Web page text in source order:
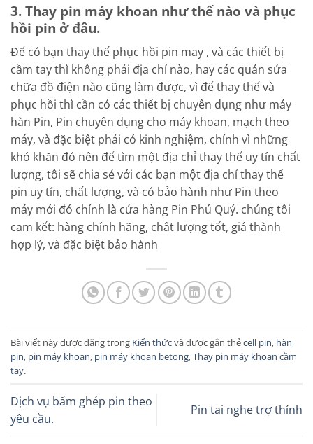
3. Thay pin máy khoan như thế nào và phục
hồi pin ở đâu.
Để có bạn thay thế phục hồi pin may , và các thiết bị
cầm tay thì không phải địa chỉ nào, hay các quán sửa
chữa đồ điện nào cũng làm được, vì để thay thế và
phục hồi thì cần có các thiết bị chuyên dụng như máy
hàn Pin, Pin chuyên dụng cho máy khoan, mạch theo
máy, và đặc biệt phải có kinh nghiệm, chính vì những
khó khăn đó nên để tìm một địa chỉ thay thế uy tín chất
lượng, tôi sẽ chia sẻ với các bạn một địa chỉ thay thế
pin uy tín, chất lượng, và có bảo hành như Pin theo
máy mới đó chính là cửa hàng Pin Phú Quý. chúng tôi
cam kết: hàng chính hãng, chât lượng tốt, giá thành
hợp lý, và đặc biệt bảo hành
Bài viết này được đăng trong Kiến thứcvà được gắn thẻcell pin, hàn
pin, pin máy khoan, pin máy khoan betong,Thay pin máy khoan cầm
tay.
Dịch vụ bấm ghép pin theo
yêu cầu.
Pin tai nghe trợ thính